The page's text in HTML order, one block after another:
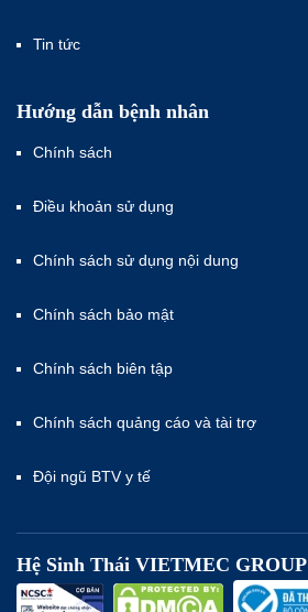
Tin tức
Hướng dẫn bệnh nhân
Chính sách
Điều khoản sử dụng
Chính sách sử dụng nội dung
Chính sách bảo mật
Chính sách biên tập
Chính sách quảng cáo và tài trợ
Đội ngũ BTV y tế
Hệ Sinh Thái VIETMEC GROUP